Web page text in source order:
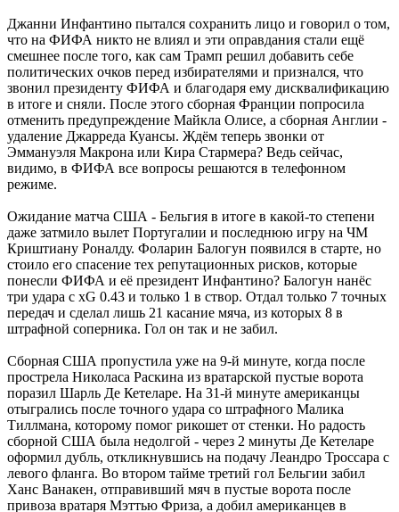
Джанни Инфантино пытался сохранить лицо и говорил о том,
что на ФИФА никто не влиял и эти оправдания стали ещё
смешнее после того, как сам Трамп решил добавить себе
политических очков перед избирателями и признался, что
звонил президенту ФИФА и благодаря ему дисквалификацию
в итоге и сняли. После этого сборная Франции попросила
отменить предупреждение Майкла Олисе, а сборная Англии -
удаление Джарреда Куансы. Ждём теперь звонки от
Эммануэля Макрона или Кира Стармера? Ведь сейчас,
видимо, в ФИФА все вопросы решаются в телефонном
режиме.
Ожидание матча США - Бельгия в итоге в какой-то степени
даже затмило вылет Португалии и последнюю игру на ЧМ
Криштиану Роналду. Фоларин Балогун появился в старте, но
стоило его спасение тех репутационных рисков, которые
понесли ФИФА и её президент Инфантино? Балогун нанёс
три удара с xG 0.43 и только 1 в створ. Отдал только 7 точных
передач и сделал лишь 21 касание мяча, из которых 8 в
штрафной соперника. Гол он так и не забил.
Сборная США пропустила уже на 9-й минуте, когда после
прострела Николаса Раскина из вратарской пустые ворота
поразил Шарль Де Кетеларе. На 31-й минуте американцы
отыгрались после точного удара со штрафного Малика
Тиллмана, которому помог рикошет от стенки. Но радость
сборной США была недолгой - через 2 минуты Де Кетеларе
оформил дубль, откликнувшись на подачу Леандро Троссара с
левого фланга. Во втором тайме третий гол Бельгии забил
Ханс Ванакен, отправивший мяч в пустые ворота после
привоза вратаря Мэттью Фриза, а добил американцев в